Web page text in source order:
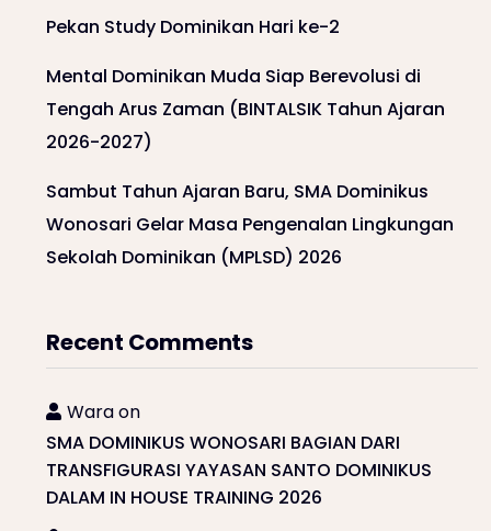
Pekan Study Dominikan Hari ke-2
Mental Dominikan Muda Siap Berevolusi di
Tengah Arus Zaman (BINTALSIK Tahun Ajaran
2026-2027)
Sambut Tahun Ajaran Baru, SMA Dominikus
Wonosari Gelar Masa Pengenalan Lingkungan
Sekolah Dominikan (MPLSD) 2026
Recent Comments
Waraon
SMA DOMINIKUS WONOSARI BAGIAN DARI
TRANSFIGURASI YAYASAN SANTO DOMINIKUS
DALAM IN HOUSE TRAINING 2026